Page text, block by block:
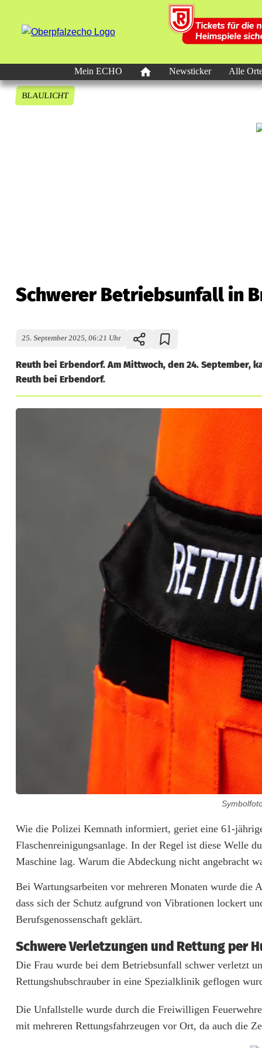
Mein ECHO Newsticker Alle
BLAULICHT
Schwerer Betriebsunfall in
25. September 2025, 06:21 Uhr
Reuth bei Erbendorf. Am Mittwoch, den 24. September,
Reuth bei Erbendorf.
S
c
w
e
r
e
r
B
e
Wie die Polizei Kemnath informiert, geriet eine 61-
Flaschenreinigungsanlage. In der Regel ist diese Welle
Maschine lag. Warum die Abdeckung nicht angebracht
Bei Wartungsarbeiten vor mehreren Monaten wurde die
dass sich der Schutz aufgrund von Vibrationen lockert
Berufsgenossenschaft geklärt.
Schwere Verletzungen und Rettung per
Die Frau wurde bei dem Betriebsunfall schwer verletzt
Rettungshubschrauber in eine Spezialklinik geflogen
Die Unfallstelle wurde durch die Freiwilligen
mit mehreren Rettungsfahrzeugen vor Ort, da auch die